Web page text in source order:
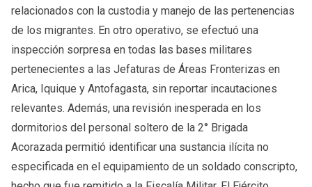
relacionados con la custodia y manejo de las pertenencias
de los migrantes. En otro operativo, se efectuó una
inspección sorpresa en todas las bases militares
pertenecientes a las Jefaturas de Áreas Fronterizas en
Arica, Iquique y Antofagasta, sin reportar incautaciones
relevantes. Además, una revisión inesperada en los
dormitorios del personal soltero de la 2° Brigada
Acorazada permitió identificar una sustancia ilícita no
especificada en el equipamiento de un soldado conscripto,